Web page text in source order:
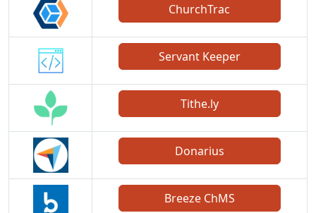
ChurchTrac
Servant Keeper
Tithe.ly
Donarius
Breeze ChMS